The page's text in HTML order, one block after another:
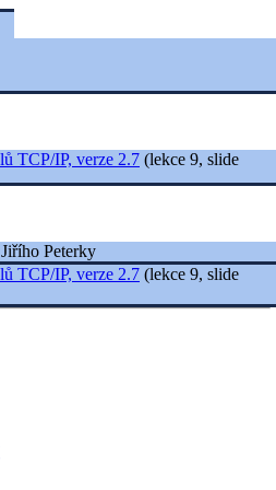
TCP/IP, verze 2.7 (lekce 9, slide
Peterky
TCP/IP, verze 2.7 (lekce 9, slide